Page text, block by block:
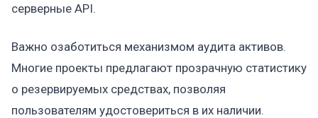
серверные API.
Важно озаботиться механизмом аудита активов.
Многие проекты предлагают прозрачную статистику
о резервируемых средствах, позволяя
пользователям удостовериться в их наличии.